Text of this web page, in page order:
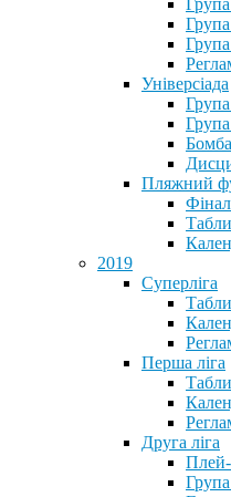
Універсіада
Пляжний
2019
Суперліга
Перша ліга
Друга ліга